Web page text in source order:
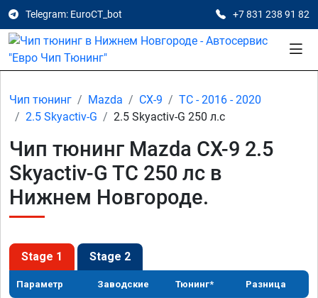
Telegram: EuroCT_bot +7 831 238 91 82
Чип тюнинг Mazda CX-9
TC - 2016 - 2020
2.5 Skyactiv-G
2.5 Skyactiv-G 250 л.с
Чип тюнинг Mazda CX-9 2.5
Skyactiv-G TC 250 лс в
Нижнем Новгороде.
Stage 1 Stage 2
Параметр Заводские Тюнинг* Разница